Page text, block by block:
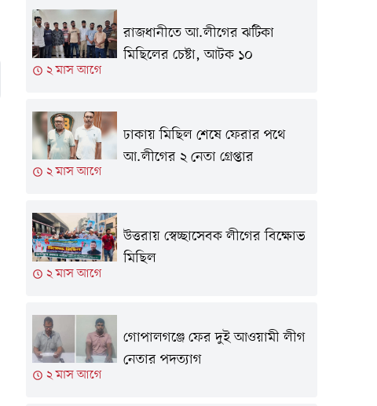
২ মাস আগে
রাজধানীতে আ.লীগের ঝটিকা
মিছিলের চেষ্টা, আটক ১০
২ মাস আগে
ঢাকায় মিছিল শেষে ফেরার পথে
আ.লীগের ২ নেতা গ্রেপ্তার
২ মাস আগে
উত্তরায় স্বেচ্ছাসেবক লীগের বিক্ষোভ
মিছিল
২ মাস আগে
গোপালগঞ্জে ফের দুই আওয়ামী লীগ
নেতার পদত্যাগ